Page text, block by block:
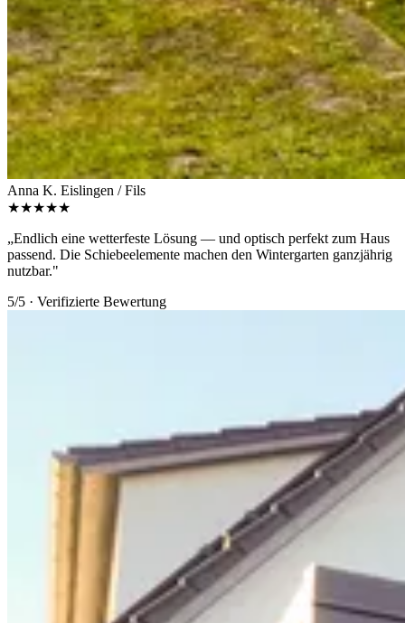
Anna K. Eislingen / Fils
★★★★★
„Endlich eine wetterfeste Lösung — und optisch perfekt zum Haus
passend. Die Schiebeelemente machen den Wintergarten ganzjährig
nutzbar."
5/5 · Verifizierte Bewertung